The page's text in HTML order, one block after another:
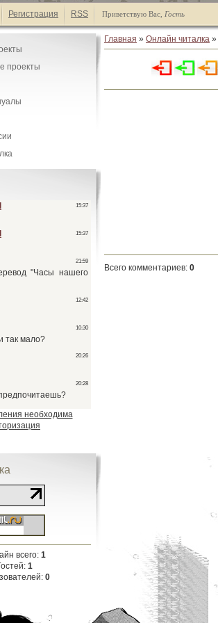
Регистрация RSS Приветствую Вас Гость
проекты
необходима
всего: 1
1
0
Главная » Онлайн читалка »
Всего комментариев: 0